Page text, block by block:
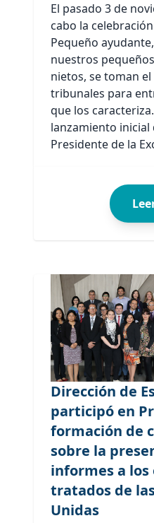
El pasado 3 de
cabo la
Pequeño
nuestros
nietos, se toman
tribunales para
que los
lanzamiento inicial
Presidente de la
Dirección de
participó en
formación de
sobre la
informes a los
tratados de
Unidas